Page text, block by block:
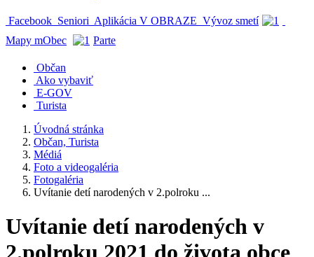
Facebook Seniori Aplikácia V OBRAZE Vývoz smetí
Mapy mObec
Parte
Občan
Ako vybaviť
E-GOV
Turista
Úvodná stránka
Občan, Turista
Médiá
Foto a videogaléria
Fotogaléria
Uvítanie detí narodených v 2.polroku ...
Uvítanie detí narodených v